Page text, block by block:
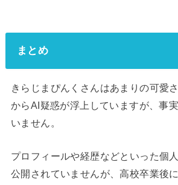
まとめ
きらじまぴんくさんはあまりの可愛
からAI疑惑が浮上していますが、事
いません。
プロフィールや経歴などといった個
公開されていませんが、高校卒業後